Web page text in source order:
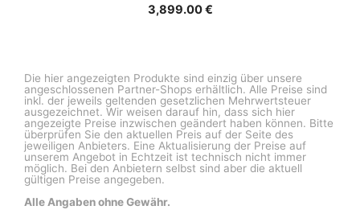
3,899.00€
Die hier angezeigten Produkte sind einzig über unsere
angeschlossenen Partner-Shops erhältlich. Alle Preise sind
inkl. der jeweils geltenden gesetzlichen Mehrwertsteuer
ausgezeichnet. Wir weisen darauf hin, dass sich hier
angezeigte Preise inzwischen geändert haben können. Bitte
überprüfen Sie den aktuellen Preis auf der Seite des
jeweiligen Anbieters. Eine Aktualisierung der Preise auf
unserem Angebot in Echtzeit ist technisch nicht immer
möglich. Bei den Anbietern selbst sind aber die aktuell
gültigen Preise angegeben.
Alle Angaben ohne Gewähr.